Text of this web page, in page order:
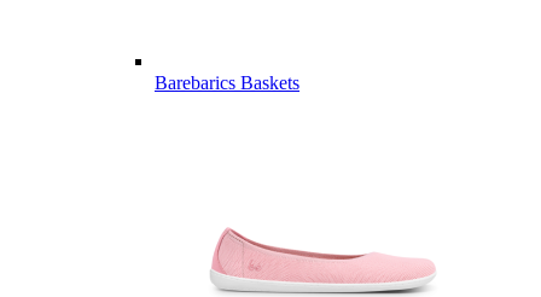
Barebarics Baskets